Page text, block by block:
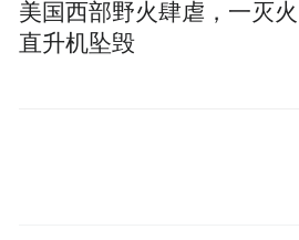
美国西部野火肆虐，一灭火
直升机坠毁